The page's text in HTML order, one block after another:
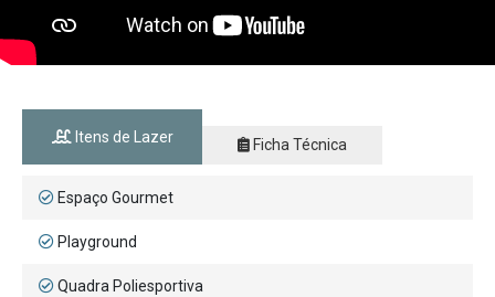
Itens de Lazer Ficha Técnica
Espaço Gourmet
Playground
Quadra Poliesportiva